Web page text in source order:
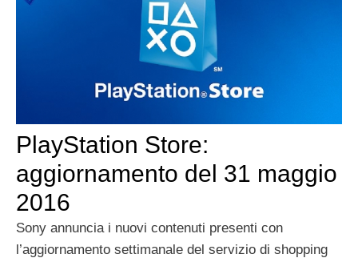
PlayStation Store:
aggiornamento del 31 maggio
2016
Sony annuncia i nuovi contenuti presenti con
l’aggiornamento settimanale del servizio di shopping